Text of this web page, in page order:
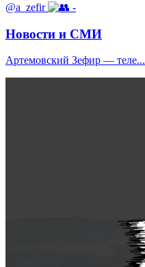
@a_zefir -
Новости и СМИ
Артемовский Зефир — теле...